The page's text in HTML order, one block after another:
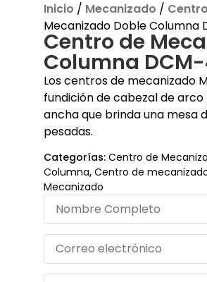
Inicio / Mecanizado /
Mecanizado Doble Columna
Centro de
Columna
Los centros de mecanizado
fundición de cabezal de
ancha que brinda una
pesadas.
Categorías: Centro de
Columna, Centro de
Mecanizado